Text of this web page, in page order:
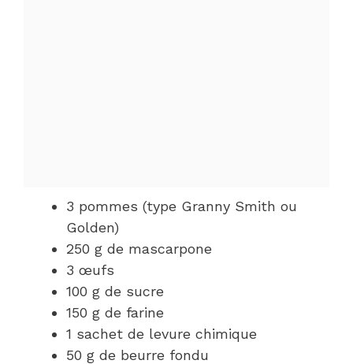
3 pommes (type Granny Smith ou
Golden)
250 g de mascarpone
3 œufs
100 g de sucre
150 g de farine
1 sachet de levure chimique
50 g de beurre fondu